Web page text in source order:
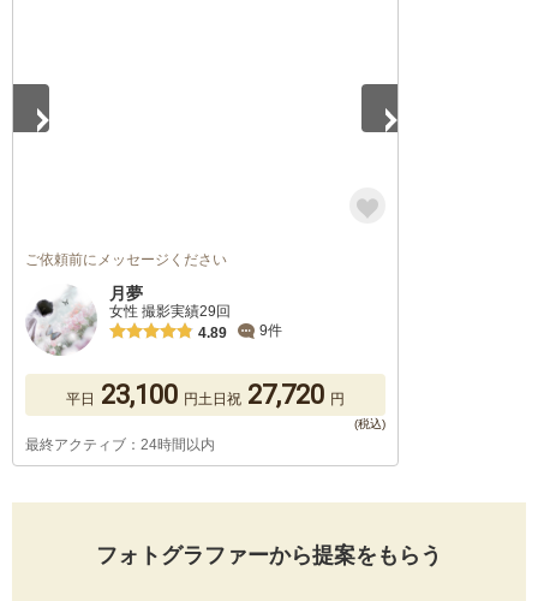
ご依頼前にメッセージください
月夢
女性 撮影実績29回
4.89
9件
平日 23,100 円土日祝 27,720 円
最終アクティブ：24時間以内
フォトグラファーから提案をもらう